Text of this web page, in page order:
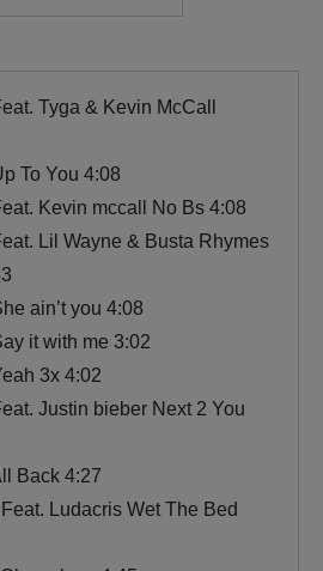
Tyga & Kevin McCall
To You 4:08
Kevin mccall No Bs 4:08
Lil Wayne & Busta Rhymes
ain’t you 4:08
it with me 3:02
3x 4:02
Justin bieber Next 2 You
Back 4:27
Ludacris Wet The Bed